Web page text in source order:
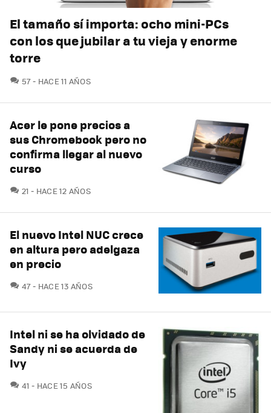
El tamaño sí importa: ocho mini-PCs
con los que jubilar a tu vieja y enorme
torre
57COMENTARIOS
HACE 11 AÑOS
Acer le pone precios a
sus Chromebook pero no
confirma llegar al nuevo
curso
21 COMENTARIOS
HACE 12 AÑOS
El nuevo Intel NUC crece
en altura pero adelgaza
en precio
47COMENTARIOS
HACE 13 AÑOS
Intel ni se ha olvidado de
Sandy ni se acuerda de
Ivy
41 COMENTARIOS
HACE 15 AÑOS